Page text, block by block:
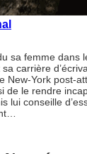
sa femme dans
carrière
New-York post-
de le rendre
lui conseille